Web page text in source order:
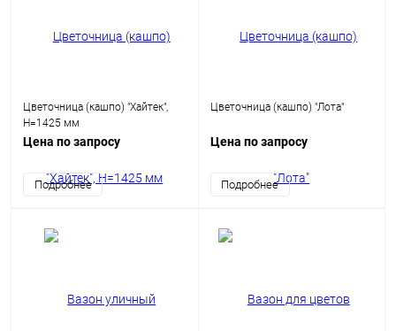
Цветочница (кашпо) "Хайтек",
H=1425 мм
Цена по запросу
Подробнее
Цветочница (кашпо) "Лота"
Цена по запросу
Подробнее